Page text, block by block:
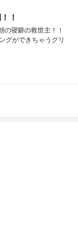
！
の寝癖の救世主！！
グができちゃうグリ